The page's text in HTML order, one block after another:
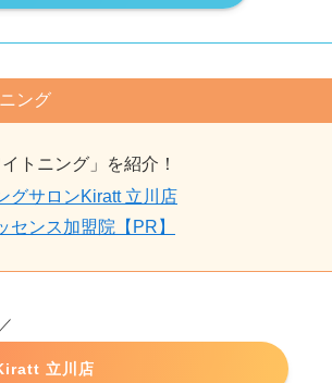
ング
トニング」を紹介！
グサロンKiratt 立川店
センス加盟院【PR】
立川店